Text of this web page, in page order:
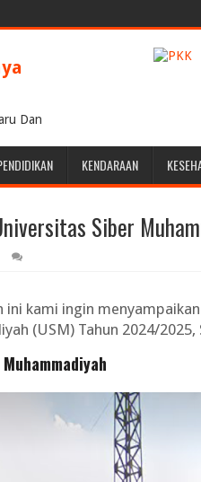
Dan
KENDARAAN
Siber
ini kami ingin
(USM) Tahun 2024/2025,